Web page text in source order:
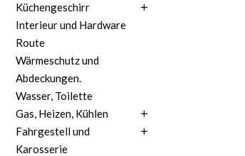
Küchengeschirr
Interieur und Hardware
Route
Wärmeschutz und
Abdeckungen.
Wasser, Toilette
Gas, Heizen, Kühlen
Fahrgestell und
Karosserie